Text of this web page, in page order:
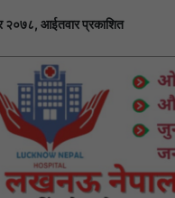
२०७८, आईतवार प्रकाशित